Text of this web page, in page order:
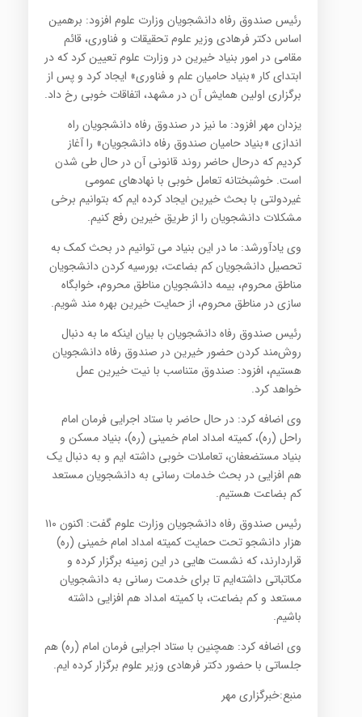
رئیس صندوق رفاه دانشجویان وزارت علوم افزود: برهمین
اساس دکتر فرهادی وزیر علوم تحقیقات و فناوری، قائم
مقامی در امور بنیاد خیرین در وزارت علوم تعیین کرد که در
ابتدای کار «بنیاد حامیان علم و فناوری» ایجاد کرد و پس از
برگزاری اولین همایش آن در مشهد، اتفاقات خوبی رخ داد.
یزدان مهر افزود: ما نیز در صندوق رفاه دانشجویان راه
اندازی «بنیاد حامیان صندوق رفاه دانشجویان» را آغاز
کردیم که درحال حاضر روند قانونی آن در حال طی شدن
است. خوشبختانه تعامل خوبی با نهادهای عمومی
غیردولتی با بحث خیرین ایجاد کرده ایم که بتوانیم برخی
مشکلات دانشجویان را از طریق خیرین رفع کنیم.
وی یادآورشد: ما در این بنیاد می توانیم در بحث کمک به
تحصیل دانشجویان کم بضاعت، بورسیه کردن دانشجویان
مناطق محروم، بیمه دانشجویان مناطق محروم، خوابگاه
سازی در مناطق محروم، از حمایت خیرین بهره مند شویم.
رئیس صندوق رفاه دانشجویان با بیان اینکه ما به دنبال
روش‌مند کردن حضور خیرین در صندوق رفاه دانشجویان
هستیم، افزود: صندوق متناسب با نیت خیرین عمل
خواهد کرد.
وی اضافه کرد: در حال حاضر با ستاد اجرایی فرمان امام
راحل (ره)، کمیته امداد امام خمینی (ره)، بنیاد مسکن و
بنیاد مستضعفان، تعاملات خوبی داشته ایم و به دنبال یک
هم افزایی در بحث خدمات رسانی به دانشجویان مستعد
کم بضاعت هستیم.
رئیس صندوق رفاه دانشجویان وزارت علوم گفت: اکنون ۱۱۰
هزار دانشجو تحت حمایت کمیته امداد امام خمینی (ره)
قراردارند، که نشست هایی در این زمینه برگزار کرده و
مکاتباتی داشته‌ایم تا برای خدمت رسانی به دانشجویان
مستعد و کم بضاعت، با کمیته امداد هم افزایی داشته
باشیم.
وی اضافه کرد: همچنین با ستاد اجرایی فرمان امام (ره) هم
جلساتی با حضور دکتر فرهادی وزیر علوم برگزار کرده ایم.
منبع:خبرگزاری مهر